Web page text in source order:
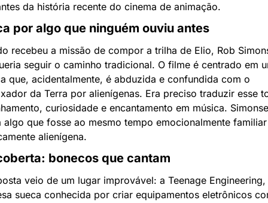
da história recente do cinema de animação.
por algo que ninguém ouviu antes
recebeu a missão de compor a trilha de Elio, Rob
seguir o caminho tradicional. O filme é centrado em
que, acidentalmente, é abduzida e confundida com o
da Terra por alienígenas. Era preciso traduzir esse
curiosidade e encantamento em música.
algo que fosse ao mesmo tempo emocionalmente
alienígena.
bonecos que cantam
veio de um lugar improvável: a Teenage Engineering,
sueca conhecida por criar equipamentos eletrônicos